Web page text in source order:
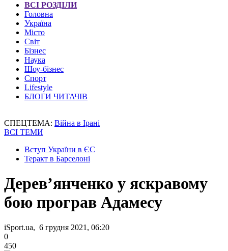
ВСІ РОЗДІЛИ
Головна
Україна
Місто
Світ
Бізнес
Наука
Шоу-бізнес
Спорт
Lifestyle
БЛОГИ ЧИТАЧІВ
СПЕЦТЕМА: Війна в Ірані
ВСІ ТЕМИ
Вступ України в ЄС
Теракт в Барселоні
Дерев’янченко у яскравому
бою програв Адамесу
iSport.ua, 6 грудня 2021, 06:20
0
450